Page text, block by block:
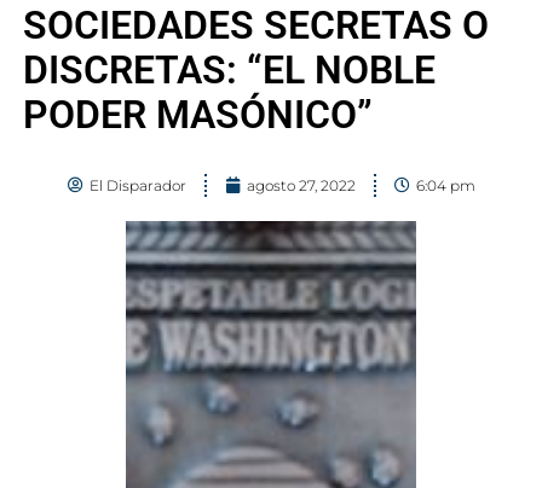
SOCIEDADES SECRETAS O
DISCRETAS: “EL NOBLE
PODER MASÓNICO”
El Disparador agosto 27, 2022 6:04 pm